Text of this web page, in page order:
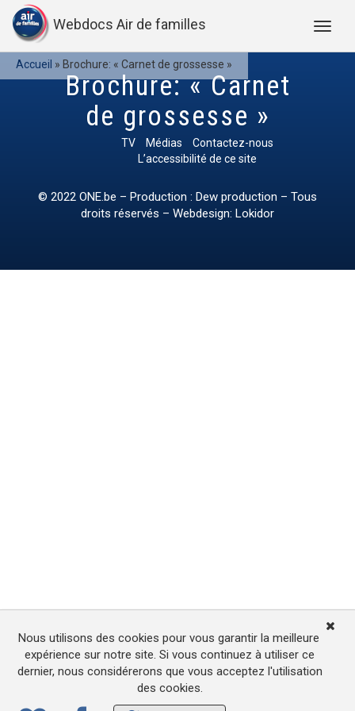
Webdocs Air de familles
Accueil » Brochure: « Carnet de grossesse »
Brochure: « Carnet
de grossesse »
TV Médias
Contactez-nous
L’accessibilité de ce site
© 2022 ONE.be – Production : Dew production – Tous
droits réservés – Webdesign: Lokidor
Nous utilisons des cookies pour vous garantir la meilleure
expérience sur notre site. Si vous continuez à utiliser ce
dernier, nous considérerons que vous acceptez l'utilisation
des cookies.